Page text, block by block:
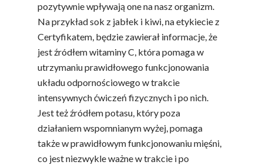
pozytywnie wpływają one na nasz organizm.
Na przykład sok z jabłek i kiwi, na etykiecie z
Certyfikatem, będzie zawierał informacje, że
jest źródłem witaminy C, która pomaga w
utrzymaniu prawidłowego funkcjonowania
układu odpornościowego w trakcie
intensywnych ćwiczeń fizycznych i po nich.
Jest też źródłem potasu, który poza
działaniem wspomnianym wyżej, pomaga
także w prawidłowym funkcjonowaniu mięśni,
co jest niezwykle ważne w trakcie i po